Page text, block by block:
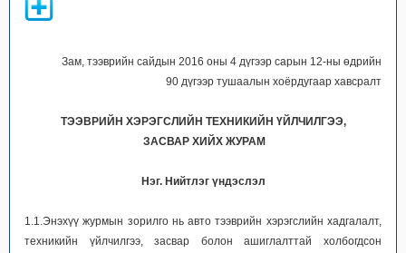
Зам, тээврийн сайдын 2016 оны 4 дүгээр сарын 12-ны өдрийн
90 дүгээр тушаалын хоёрдугаар хавсралт
ТЭЭВРИЙН ХЭРЭГСЛИЙН ТЕХНИКИЙН ҮЙЛЧИЛГЭЭ,
ЗАСВАР ХИЙХ ЖУРАМ
Нэг. Нийтлэг үндэслэл
1.1.Энэхүү журмын зорилго нь авто тээврийн хэрэгслийн хадгалалт,
техникийн үйлчилгээ, засвар болон ашиглалттай холбогдсон